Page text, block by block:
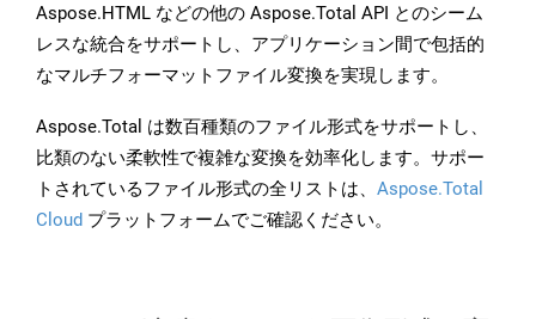
Aspose.HTML などの他の Aspose.Total API とのシーム
レスな統合をサポートし、アプリケーション間で包括的
なマルチフォーマットファイル変換を実現します。
Aspose.Total は数百種類のファイル形式をサポートし、
比類のない柔軟性で複雑な変換を効率化します。サポー
トされているファイル形式の全リストは、 Aspose.Total
Cloud プラットフォームでご確認ください。